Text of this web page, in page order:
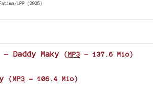
to
or
decrease
LPP (2025)
Daddy Maky (MP3 - 137.6 Mio)
(MP3 - 106.4 Mio)